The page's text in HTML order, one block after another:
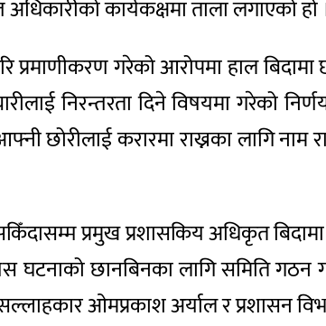
कार्यकक्षमा ताला लगाएको हो
प्रमाणीकरण गरेको आरोपमा हाल
निरन्तरता दिने विषयमा गरेको
छोरीलाई करारमा राख्नका लागि
प्रमुख प्रशासकिय अधिकृत
छानबिनका लागि समिति गठन
ओमप्रकाश अर्याल र प्रशासन